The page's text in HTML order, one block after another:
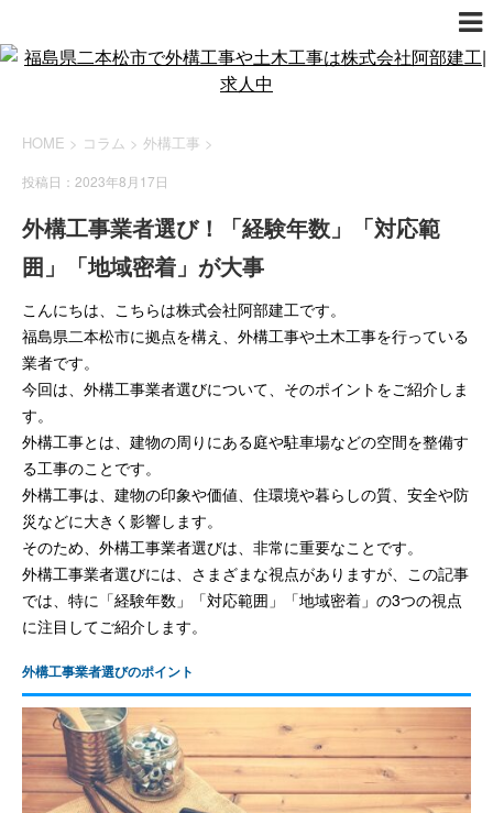
HOME > コラム > 外構工事 >
投稿日：2023年8月17日
外構工事業者選び！「経験年数」「対応範
囲」「地域密着」が大事
こんにちは、こちらは株式会社阿部建工です。
福島県二本松市に拠点を構え、外構工事や土木工事を行っている
業者です。
今回は、外構工事業者選びについて、そのポイントをご紹介しま
す。
外構工事とは、建物の周りにある庭や駐車場などの空間を整備す
る工事のことです。
外構工事は、建物の印象や価値、住環境や暮らしの質、安全や防
災などに大きく影響します。
そのため、外構工事業者選びは、非常に重要なことです。
外構工事業者選びには、さまざまな視点がありますが、この記事
では、特に「経験年数」「対応範囲」「地域密着」の3つの視点
に注目してご紹介します。
外構工事業者選びのポイント